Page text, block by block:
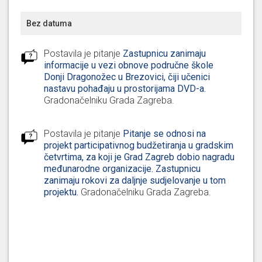
dvori"
Glasala je ZA01) Davanje prethodne
suglasnosti na Prijedlog odluke o izmjenama i
dopunama Statuta Tehničkog muzeja "Nikola
Tesla" 02) Davanje prethodne suglasnosti na
Prijedlog odluke o izmjenama i dopunama
Davanje prethodne suglasnosti na Prijedlog
odluke o izmjenama i dopunama Statuta
Etnografskog muzeja 04) Davanje prethodne
suglasnosti na Prijedlog odluke o izmjenama i
dopunama Statuta Hrvatskog prirodoslovnog
muzeja 05) Davanje prethodne suglasnosti na
Bez datuma
Postavila je pitanje Zastupnicu zanimaju
informacije u vezi obnove područne škole
Donji Dragonožec u Brezovici, čiji učenici
nastavu pohađaju u prostorijama DVD-a.
Gradonačelniku Grada Zagreba.
Postavila je pitanje Pitanje se odnosi na
projekt participativnog budžetiranja u gradskim
četvrtima, za koji je Grad Zagreb dobio nagradu
međunarodne organizacije. Zastupnicu
zanimaju rokovi za daljnje sudjelovanje u tom
projektu. Gradonačelniku Grada Zagreba.